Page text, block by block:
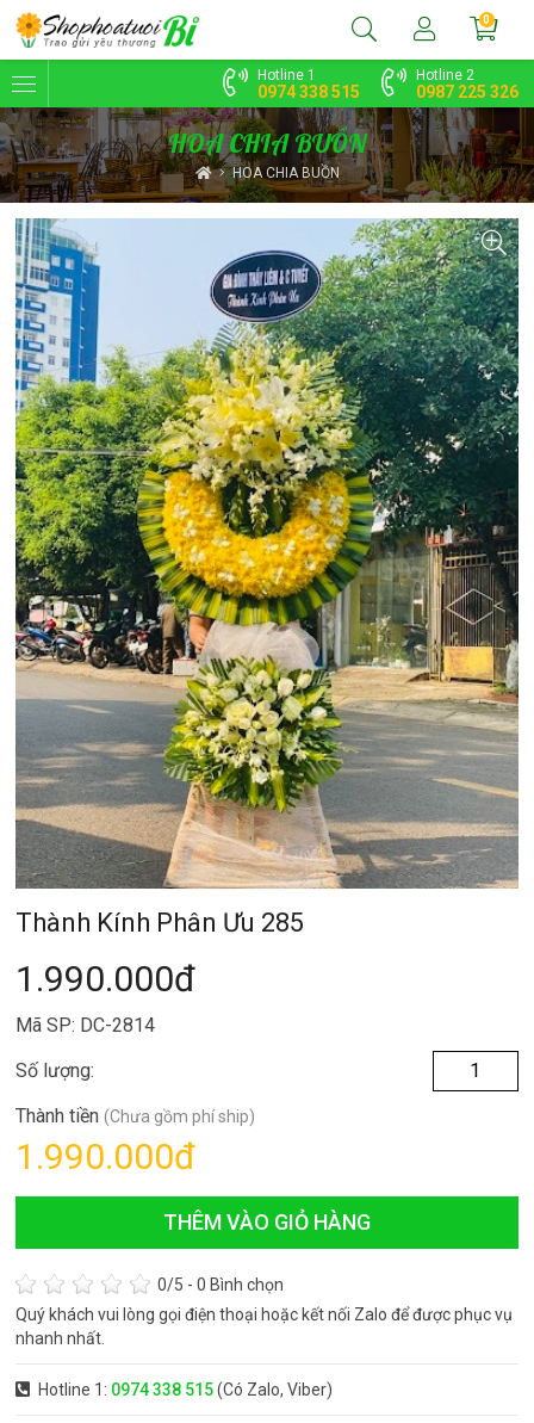
Hotline 1
0974 338 515
Hotline 2
0987 225 326
0
HOA CHIA BUỒN
HOA CHIA BUỒN
Thành Kính Phân Ưu 285
1.990.000đ
Mã SP: DC-2814
Số lượng:
Thành tiền(Chưa gồm phí ship)
1.990.000đ
THÊM VÀO GIỎ HÀNG
0/5 -0 Bình chọn
Quý khách vui lòng gọi điện thoại hoặc kết nối Zalo để được phục vụ
nhanh nhất.
Hotline 1: 0974 338 515(Có Zalo, Viber)